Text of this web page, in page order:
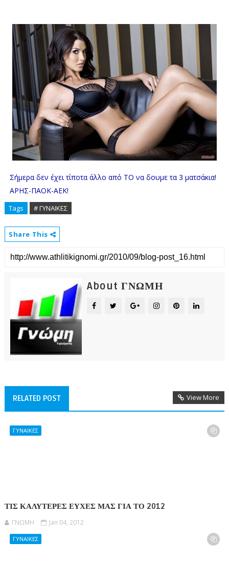
Σήμερα δεν έχει τίποτα άλλο από ΤΟ να δουμε τα 3 ματσάκια!
ΑΡΗΣ-ΠΑΟΚ-ΑΕΚ!
Tags # ΓΥΝΑΙΚΕΣ
Share This
About ΓΝΩΜΗ
RELATED POST View More
ΓΥΝΑΙΚΕΣ
ΤΙΣ ΚΑΛΥΤΕΡΕΣ ΕΥΧΕΣ ΜΑΣ ΓΙΑ ΤΟ 2012
ΓΝΩΜΗ Jan 04, 2012
ΓΥΝΑΙΚΕΣ